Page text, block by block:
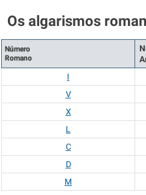
Os algarismos
Número
Romano
I
V
X
L
C
D
M